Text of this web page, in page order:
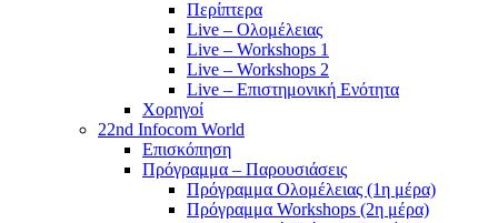
Περίπτερα
Live – Ολομέλειας
Live – Workshops 1
Live – Workshops 2
Live – Επιστημονική Ενότητα
Χορηγοί
22nd Infocom World
Επισκόπηση
Πρόγραμμα – Παρουσιάσεις
Πρόγραμμα Ολομέλειας (1η μέρα)
Πρόγραμμα Workshops (2η μέρα)